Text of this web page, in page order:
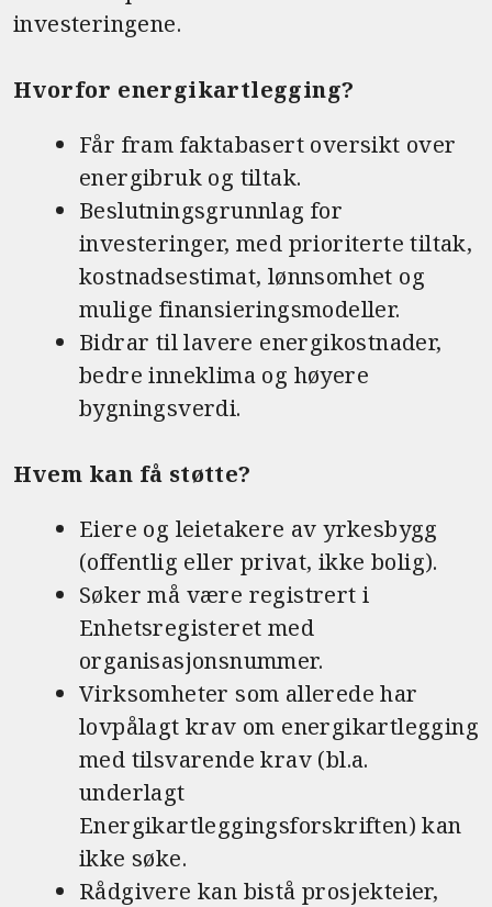
investeringene.
Hvorfor energikartlegging?
Får fram faktabasert oversikt over
energibruk og tiltak.
Beslutningsgrunnlag for
investeringer, med prioriterte tiltak,
kostnadsestimat, lønnsomhet og
mulige finansieringsmodeller.
Bidrar til lavere energikostnader,
bedre inneklima og høyere
bygningsverdi.
Hvem kan få støtte?
Eiere og leietakere av yrkesbygg
(offentlig eller privat, ikke bolig).
Søker må være registrert i
Enhetsregisteret med
organisasjonsnummer.
Virksomheter som allerede har
lovpålagt krav om energikartlegging
med tilsvarende krav (bl.a.
underlagt
Energikartleggingsforskriften) kan
ikke søke.
Rådgivere kan bistå prosjekteier,